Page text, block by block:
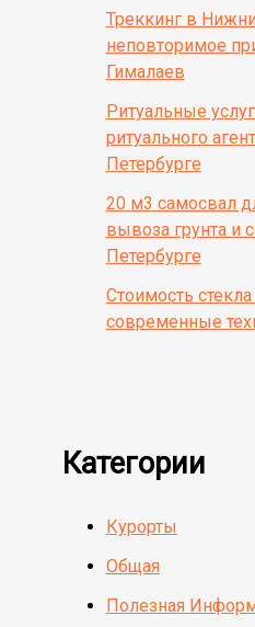
Треккинг в
неповторимое
Гималаев
Ритуальные
ритуального
Петербурге
20 м3 самосвал
вывоза грунта и
Петербурге
Стоимость
современные
Категории
Курорты
Общая
Полезная